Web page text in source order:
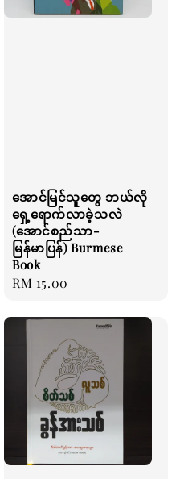
အောင်မြင်သူတွေ ဘယ်လို
ရှေ့ရောက်လာခဲ့သလဲ
(အောင်စည်သာ-
မြန်မာပြန်) Burmese
Book
Regular
RM 15.00